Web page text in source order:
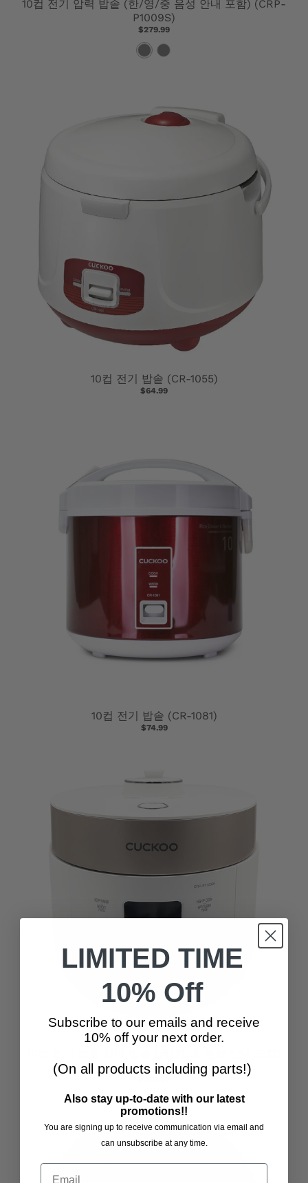
10컵 전기 압력 밥솥 (한/영/중 음성 안내 포함) (CRP-
P1009S)
$279.99
검
흰
10컵 전기 밥솥 (CR-1055)
$64.99
10컵 전기 밥솥 (CR-1081)
$74.99
(CRP-ST1009F)
LIMITED TIME
10% Off
Subscribe to our emails and receive
10% off your next order.
(On all products including parts!)
Also stay up-to-date with our latest
promotions!!
You are signing up to receive communication via email and
can unsubscribe at any time.
Email